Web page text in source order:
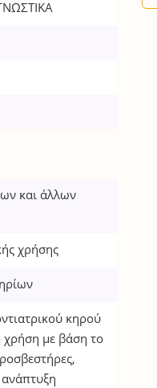
και άλλων
χρήσης
κηρού
χρήση με βάση το